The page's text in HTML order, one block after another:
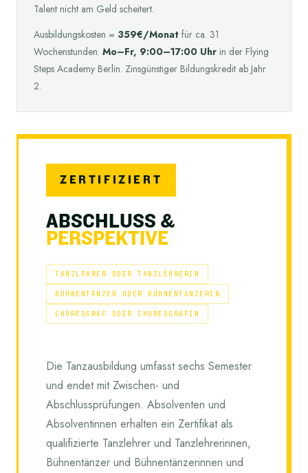
Talent nicht am Geld scheitert.
Ausbildungskosten = 359€/Monat für ca. 31
Wochenstunden. Mo–Fr, 9:00–17:00 Uhr in der Flying
Steps Academy Berlin. Zinsgünstiger Bildungskredit ab Jahr
2.
ZERTIFIZIERT
ABSCHLUSS &
PERSPEKTIVE
TANZLEHRER ODER TANZLEHRERIN
BÜHNENTÄNZER ODER BÜHNENTÄNZERIN
CHOREOGRAF ODER CHOREOGRAFIN
Die Tanzausbildung umfasst sechs Semester
und endet mit Zwischen- und
Abschlussprüfungen. Absolventen und
Absolventinnen erhalten ein Zertifikat als
qualifizierte Tanzlehrer und Tanzlehrerinnen,
Bühnentänzer und Bühnentänzerinnen und